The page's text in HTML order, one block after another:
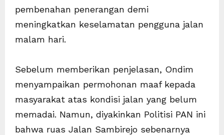
pembenahan penerangan demi
meningkatkan keselamatan pengguna jalan
malam hari.
Sebelum memberikan penjelasan, Ondim
menyampaikan permohonan maaf kepada
masyarakat atas kondisi jalan yang belum
memadai. Namun, diyakinkan Politisi PAN ini
bahwa ruas Jalan Sambirejo sebenarnya